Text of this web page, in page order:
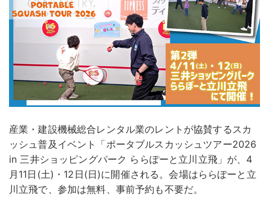
産業・建設機械総合レンタル業のレントが協賛するスカ
ッシュ普及イベント「ポータブルスカッシュツアー2026
in 三井ショッピングパーク ららぽーと立川立飛」が、4
月11日(土)・12日(日)に開催される。会場はららぽーと立
川立飛で、参加は無料、事前予約も不要だ。